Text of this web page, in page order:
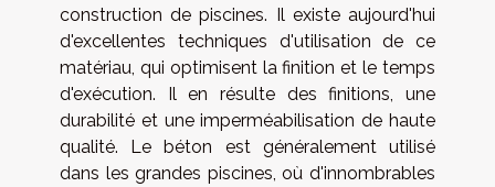
construction de piscines. Il existe aujourd'hui
d'excellentes techniques d'utilisation de ce
matériau, qui optimisent la finition et le temps
d'exécution. Il en résulte des finitions, une
durabilité et une imperméabilisation de haute
qualité. Le béton est généralement utilisé
dans les grandes piscines, où d'innombrables